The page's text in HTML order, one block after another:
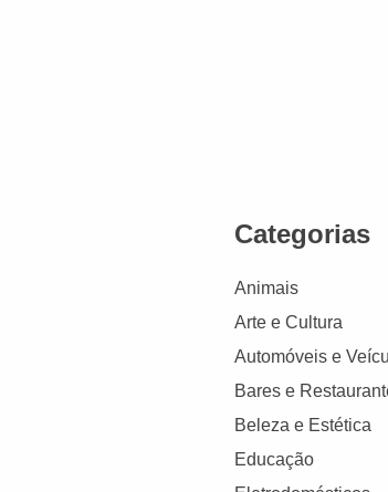
Categorias
Animais
Arte e Cultura
Automóveis e
Bares e
Beleza e Estética
Educação